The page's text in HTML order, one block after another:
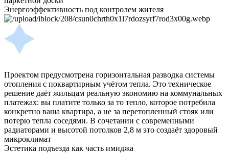
Энергоэффективность под контролем жителя
Проектом предусмотрена горизонтальная разводка системы
отопления с поквартирным учётом тепла. Это техническое
решение даёт жильцам реальную экономию на коммунальных
платежах: вы платите только за то тепло, которое потребила
конкретно ваша квартира, а не за перетопленный стояк или
потерю тепла соседями. В сочетании с современными
радиаторами и высотой потолков 2,8 м это создаёт здоровый
микроклимат
Эстетика подъезда как часть имиджа